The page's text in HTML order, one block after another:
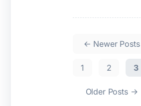
← Newer Posts
1 2 3
Older Posts →